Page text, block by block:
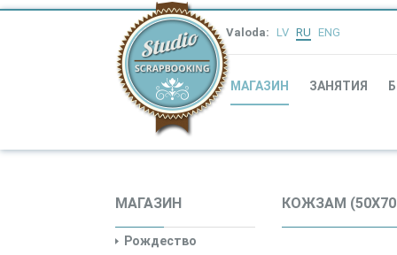
Valoda: LV RU ENG
МАГАЗИН ЗАНЯТИЯ
МАГАЗИН
Рождество
КОЖЗАМ